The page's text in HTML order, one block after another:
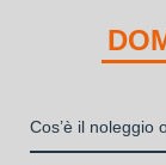
Cos’è il noleggio